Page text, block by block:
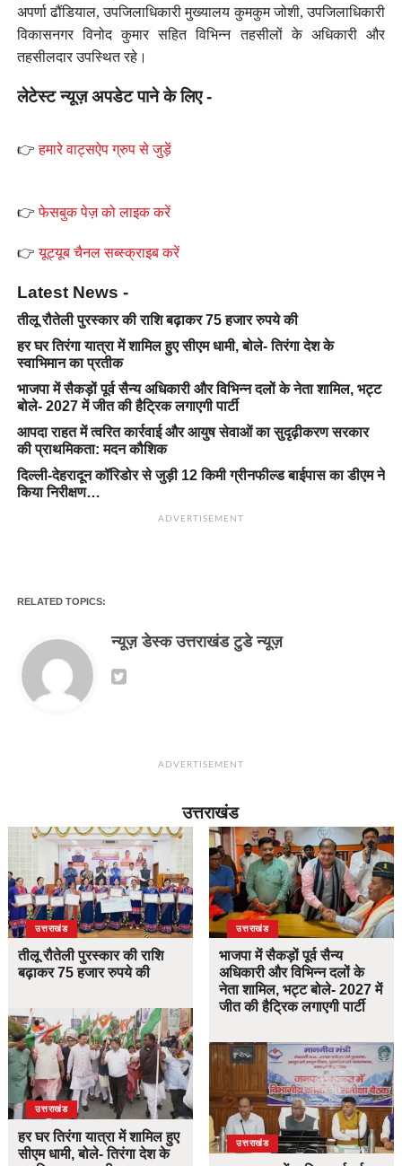
अपर्णा ढौंडियाल, उपजिलाधिकारी मुख्यालय कुमकुम जोशी, उपजिलाधिकारी
विकासनगर विनोद कुमार सहित विभिन्न तहसीलों के अधिकारी और
तहसीलदार उपस्थित रहे।
लेटेस्ट न्यूज़ अपडेट पाने के लिए -
👉हमारे वाट्सऐप ग्रुप से जुड़ें
👉फेसबुक पेज़ को लाइक करें
👉यूट्यूब चैनल सब्स्क्राइब करें
Latest News -
तीलू रौतेली पुरस्कार की राशि बढ़ाकर 75 हजार रुपये की
हर घर तिरंगा यात्रा में शामिल हुए सीएम धामी, बोले- तिरंगा देश के
स्वाभिमान का प्रतीक
भाजपा में सैकड़ों पूर्व सैन्य अधिकारी और विभिन्न दलों के नेता शामिल, भट्ट
बोले- 2027 में जीत की हैट्रिक लगाएगी पार्टी
आपदा राहत में त्वरित कार्रवाई और आयुष सेवाओं का सुदृढ़ीकरण सरकार
की प्राथमिकता: मदन कौशिक
दिल्ली-देहरादून कॉरिडोर से जुड़ी 12 किमी ग्रीनफील्ड बाईपास का डीएम ने
किया निरीक्षण…
ADVERTISEMENT
RELATED TOPICS:
न्यूज़ डेस्क उत्तराखंड टुडे न्यूज़
ADVERTISEMENT
उत्तराखंड
उत्तराखंड
तीलू रौतेली पुरस्कार की राशि
बढ़ाकर 75 हजार रुपये की
उत्तराखंड
हर घर तिरंगा यात्रा में शामिल हुए
सीएम धामी, बोले- तिरंगा देश के
उत्तराखंड
भाजपा में सैकड़ों पूर्व सैन्य
अधिकारी और विभिन्न दलों के
नेता शामिल, भट्ट बोले- 2027 में
जीत की हैट्रिक लगाएगी पार्टी
उत्तराखंड